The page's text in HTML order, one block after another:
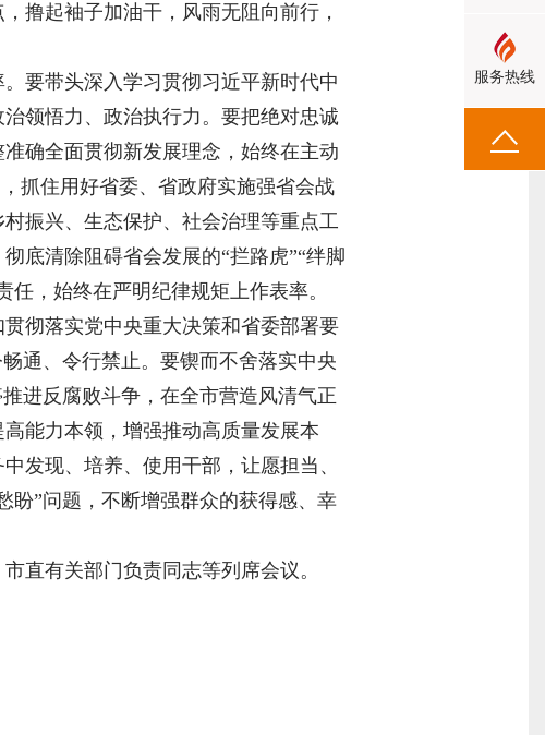
撸起袖子加油干，风雨无阻向前行，
要带头深入学习贯彻习近平新时代中
领悟力、政治执行力。要把绝对忠诚
确全面贯彻新发展理念，始终在主动
抓住用好省委、省政府实施强省会战
振兴、生态保护、社会治理等重点工
底清除阻碍省会发展的“拦路虎”“绊脚
，始终在严明纪律规矩上作表率。
彻落实党中央重大决策和省委部署要
通、令行禁止。要锲而不舍落实中央
进反腐败斗争，在全市营造风清气正
能力本领，增强推动高质量发展本
发现、培养、使用干部，让愿担当、
盼”问题，不断增强群众的获得感、幸
直有关部门负责同志等列席会议。
服务热线